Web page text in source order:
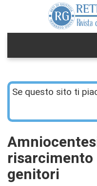
Se questo sito ti
risarcimento
genitori